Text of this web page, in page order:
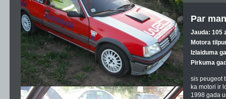
Par
Jauda: 105
Motora
Izlaiduma
Pirkuma
sis peugeot
ka motori ir
1998 gada